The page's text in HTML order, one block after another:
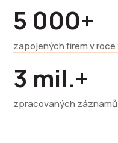
5 000+
zapojených firem v roce
3 mil.+
zpracovaných